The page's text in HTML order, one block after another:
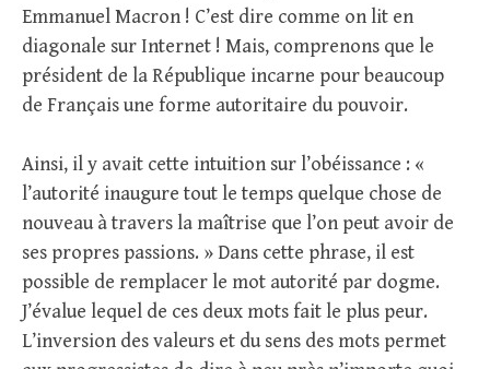
Emmanuel Macron ! C’est dire comme on lit en
diagonale sur Internet ! Mais, comprenons que le
président de la République incarne pour beaucoup
de Français une forme autoritaire du pouvoir.
Ainsi, il y avait cette intuition sur l’obéissance : «
l’autorité inaugure tout le temps quelque chose de
nouveau à travers la maîtrise que l’on peut avoir de
ses propres passions. » Dans cette phrase, il est
possible de remplacer le mot autorité par dogme.
J’évalue lequel de ces deux mots fait le plus peur.
L’inversion des valeurs et du sens des mots permet